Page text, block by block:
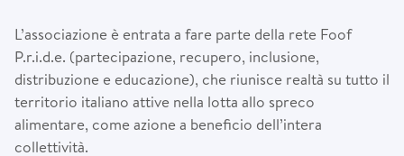
L’associazione è entrata a fare parte della rete Foof
P.r.i.d.e. (partecipazione, recupero, inclusione,
distribuzione e educazione), che riunisce realtà su tutto il
territorio italiano attive nella lotta allo spreco
alimentare, come azione a beneficio dell’intera
collettività.